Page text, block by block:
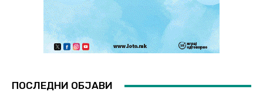
ПОСЛЕДНИ ОБЈАВИ